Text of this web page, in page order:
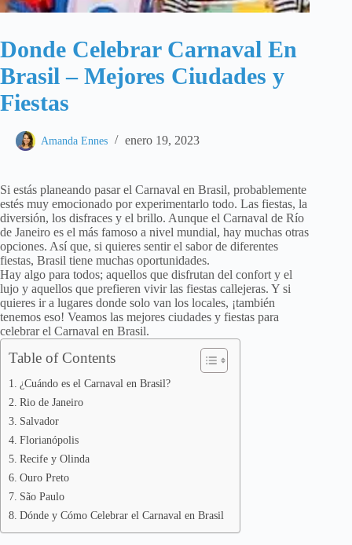
Donde Celebrar Carnaval En
Brasil – Mejores Ciudades y
Fiestas
Amanda Ennes enero 19, 2023
Si estás planeando pasar el Carnaval en Brasil, probablemente
estés muy emocionado por experimentarlo todo. Las fiestas, la
diversión, los disfraces y el brillo. Aunque el Carnaval de Río
de Janeiro es el más famoso a nivel mundial, hay muchas otras
opciones. Así que, si quieres sentir el sabor de diferentes
fiestas, Brasil tiene muchas oportunidades.
Hay algo para todos; aquellos que disfrutan del confort y el
lujo y aquellos que prefieren vivir las fiestas callejeras. Y si
quieres ir a lugares donde solo van los locales, ¡también
tenemos eso! Veamos las mejores ciudades y fiestas para
celebrar el Carnaval en Brasil.
Table of Contents
¿Cuándo es el Carnaval en Brasil?
Rio de Janeiro
Salvador
Florianópolis
Recife y Olinda
Ouro Preto
São Paulo
Dónde y Cómo Celebrar el Carnaval en Brasil